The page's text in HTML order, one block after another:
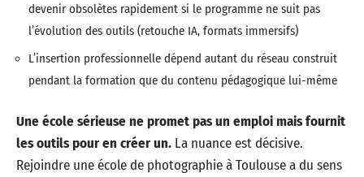
devenir obsolètes rapidement si le programme ne suit pas
l’évolution des outils (retouche IA, formats immersifs)
L’insertion professionnelle dépend autant du réseau construit
pendant la formation que du contenu pédagogique lui-même
Une école sérieuse ne promet pas un emploi mais fournit
les outils pour en créer un. La nuance est décisive.
Rejoindre une école de photographie à Toulouse a du sens